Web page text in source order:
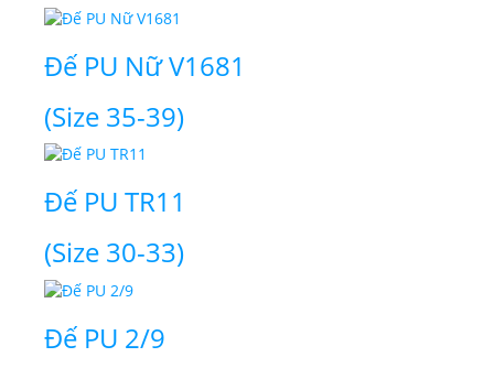
Đế PU Nữ V1681
(Size 35-39)
Đế PU TR11
(Size 30-33)
Đế PU 2/9